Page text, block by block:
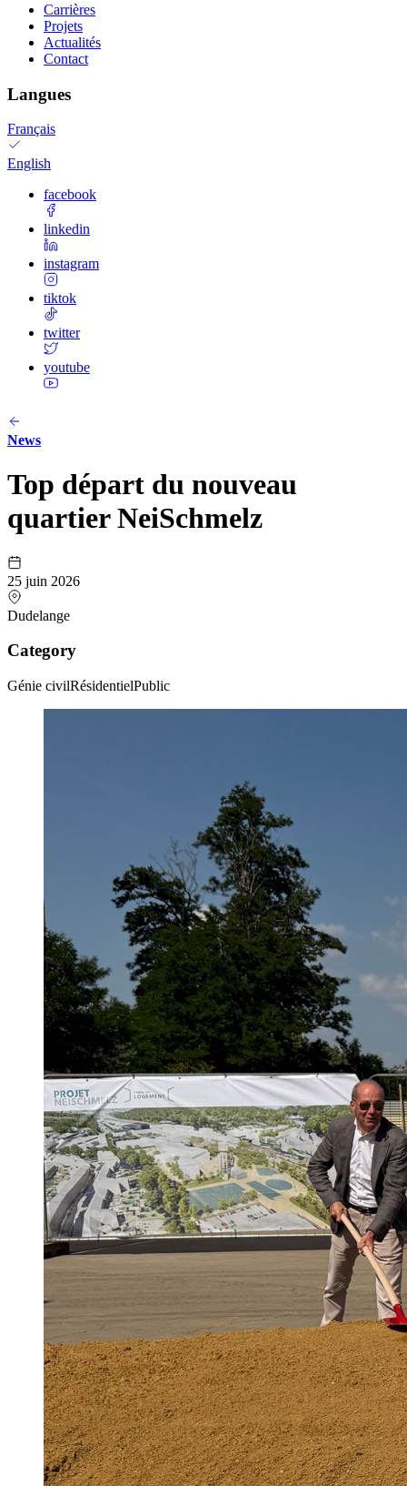
Carrières
Projets
Actualités
Contact
Langues
Français
English
facebook
linkedin
instagram
tiktok
twitter
youtube
News
Top départ du nouveau
quartier NeiSchmelz
25 juin 2026
Dudelange
Category
Génie civilRésidentielPublic